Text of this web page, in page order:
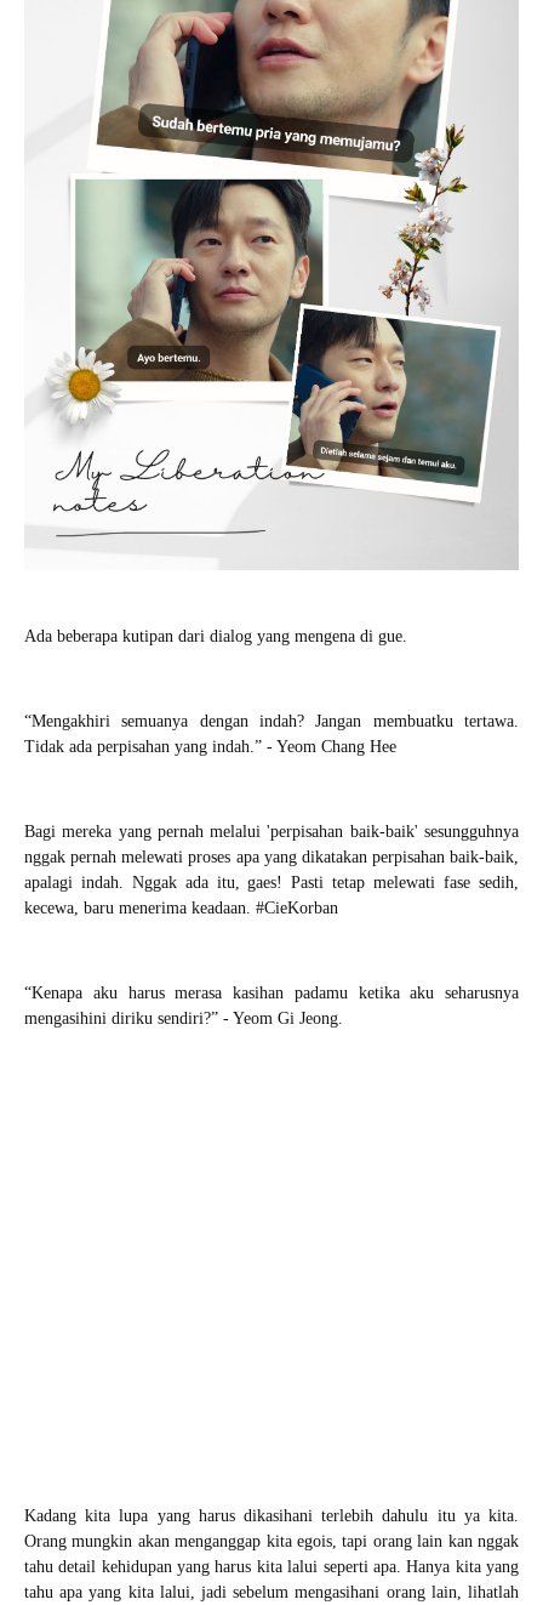
Ada beberapa kutipan dari dialog yang mengena di gue.
“Mengakhiri semuanya dengan indah? Jangan membuatku tertawa.
Tidak ada perpisahan yang indah.” - Yeom Chang Hee
Bagi mereka yang pernah melalui 'perpisahan baik-baik' sesungguhnya
nggak pernah melewati proses apa yang dikatakan perpisahan baik-baik,
apalagi indah. Nggak ada itu, gaes! Pasti tetap melewati fase sedih,
kecewa, baru menerima keadaan. #CieKorban
“Kenapa aku harus merasa kasihan padamu ketika aku seharusnya
mengasihini diriku sendiri?” - Yeom Gi Jeong.
Kadang kita lupa yang harus dikasihani terlebih dahulu itu ya kita.
Orang mungkin akan menganggap kita egois, tapi orang lain kan nggak
tahu detail kehidupan yang harus kita lalui seperti apa. Hanya kita yang
tahu apa yang kita lalui, jadi sebelum mengasihani orang lain, lihatlah